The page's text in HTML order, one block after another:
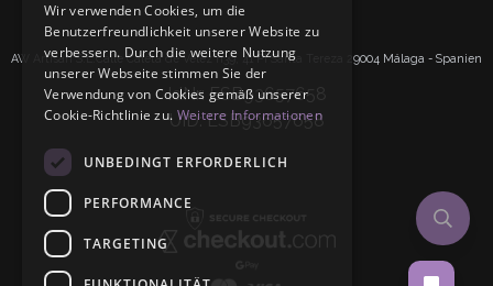
AW Artisan S.L.Calle Caleta de Velez n39, 41 PI Santa Tereza 29004 Málaga - Spanien
IdNr: ESB93657658
UID: ESB93657658
Wir verwenden Cookies, um die
Benutzerfreundlichkeit unserer Website zu
verbessern. Durch die weitere Nutzung
unserer Webseite stimmen Sie der
Verwendung von Cookies gemäß unserer
Cookie-Richtlinie zu. Weitere Informationen
UNBEDINGT ERFORDERLICH
PERFORMANCE
TARGETING